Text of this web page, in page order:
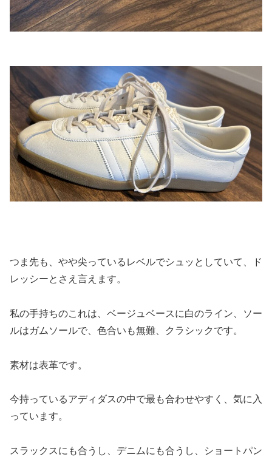
つま先も、やや尖っているレベルでシュッとしていて、ド
レッシーとさえ言えます。
私の手持ちのこれは、ベージュベースに白のライン、ソー
ルはガムソールで、色合いも無難、クラシックです。
素材は表革です。
今持っているアディダスの中で最も合わせやすく、気に入
っています。
スラックスにも合うし、デニムにも合うし、ショートパン